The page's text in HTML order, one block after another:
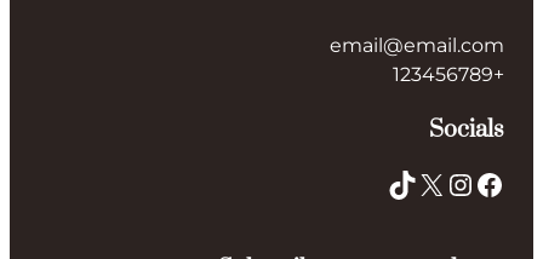
email@email.com
+123456789
Socials
Facebook
Instagram
X
TikTok